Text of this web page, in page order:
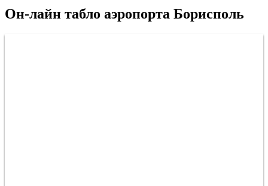
Он-лайн табло аэропорта Борисполь